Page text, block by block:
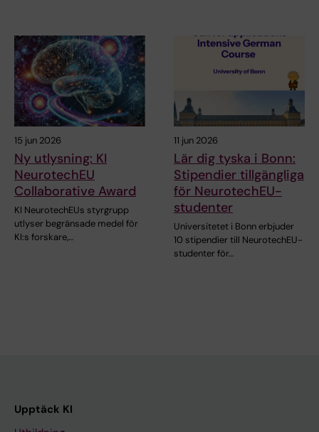
15 jun 2026
Ny utlysning: KI
NeurotechEU
Collaborative Award
KI NeurotechEUs styrgrupp
utlyser begränsade medel för
KI:s forskare,…
11 jun 2026
Lär dig tyska i Bonn:
Stipendier tillgängliga
för NeurotechEU-
studenter
Universitetet i Bonn erbjuder
10 stipendier till NeurotechEU-
studenter för…
Upptäck KI